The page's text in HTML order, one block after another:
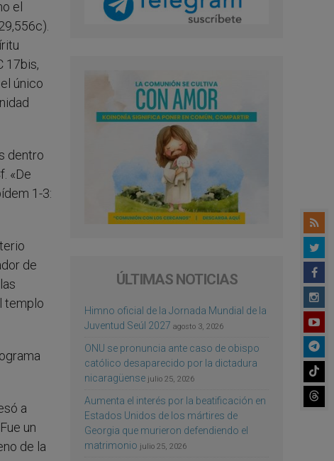
el
17bis,
único
dentro
«De
1-3:
de
templo
a
un
de la
ÚLTIMAS NOTICIAS
Himno oficial de la Jornada Mundial de la
Juventud Seúl 2027 agosto 3, 2026
ONU se pronuncia ante caso de obispo
católico desaparecido por la dictadura
nicaragüense julio 25, 2026
Aumenta el interés por la beatificación en
Estados Unidos de los mártires de
Georgia que murieron defendiendo el
matrimonio julio 25, 2026